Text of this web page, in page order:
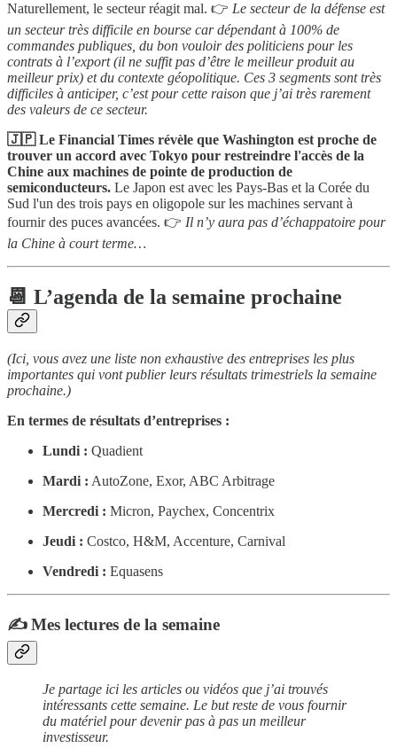
Naturellement, le secteur réagit mal. 👉 Le secteur de la défense est
un secteur très difficile en bourse car dépendant à 100% de
commandes publiques, du bon vouloir des politiciens pour les
contrats à l’export (il ne suffit pas d’être le meilleur produit au
meilleur prix) et du contexte géopolitique. Ces 3 segments sont très
difficiles à anticiper, c’est pour cette raison que j’ai très rarement
des valeurs de ce secteur.
🇯🇵 Le Financial Times révèle que Washington est proche de
trouver un accord avec Tokyo pour restreindre l'accès de la
Chine aux machines de pointe de production de
semiconducteurs. Le Japon est avec les Pays-Bas et la Corée du
Sud l'un des trois pays en oligopole sur les machines servant à
fournir des puces avancées. 👉 Il n’y aura pas d’échappatoire pour
la Chine à court terme…
📆 L’agenda de la semaine prochaine
(Ici, vous avez une liste non exhaustive des entreprises les plus
importantes qui vont publier leurs résultats trimestriels la semaine
prochaine.)
En termes de résultats d’entreprises :
Lundi : Quadient
Mardi : AutoZone, Exor, ABC Arbitrage
Mercredi : Micron, Paychex, Concentrix
Jeudi : Costco, H&M, Accenture, Carnival
Vendredi : Equasens
✍️ Mes lectures de la semaine
Je partage ici les articles ou vidéos que j’ai trouvés
intéressants cette semaine. Le but reste de vous fournir
du matériel pour devenir pas à pas un meilleur
investisseur.